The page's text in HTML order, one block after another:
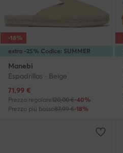
extra -25% Codice: SUMMER
-18%
Manebi
Espadrillas · Beige
Prezzo attuale
71,99 €
Prezzo regolare120,00 €-40%
Prezzo più basso87,99 €-18%